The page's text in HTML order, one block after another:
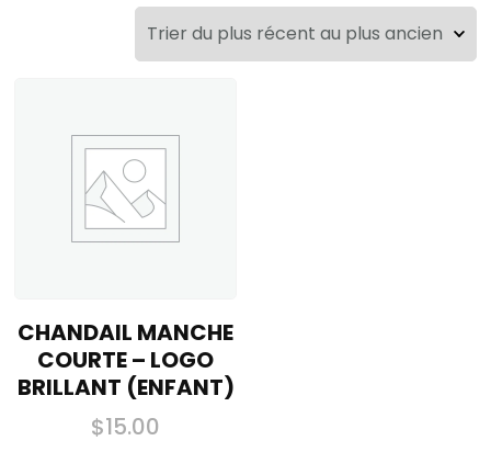
CHANDAIL MANCHE
COURTE – LOGO
BRILLANT (ENFANT)
$15.00